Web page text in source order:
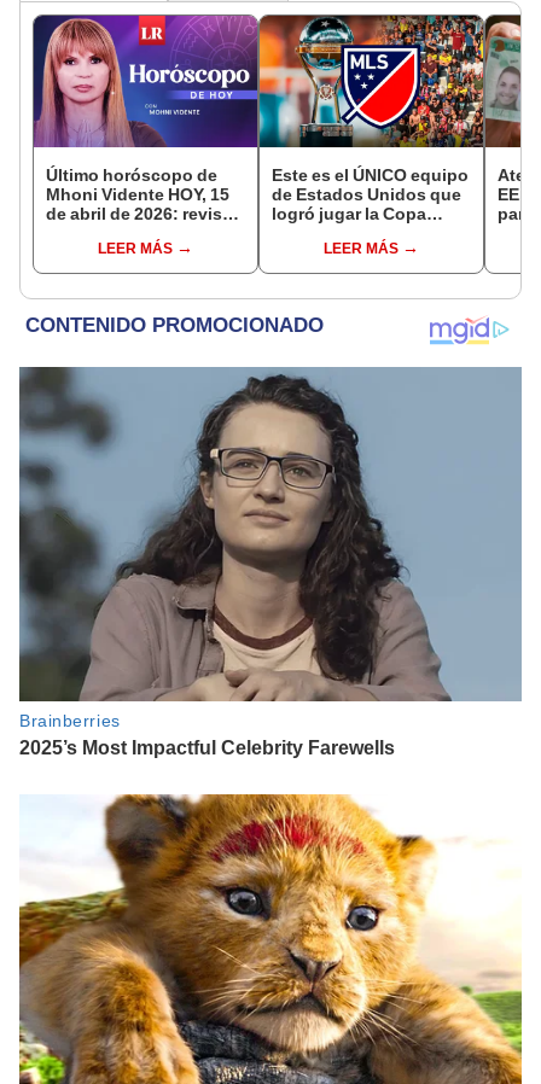
Último horóscopo de
Mhoni Vidente HOY, 15
de abril de 2026: revisa
signo y entérate si te
espera un día
LEER MÁS
Este es el ÚNICO equipo
de Estados Unidos que
logró jugar la Copa
un solo partido
LEER MÁS
EE.
para